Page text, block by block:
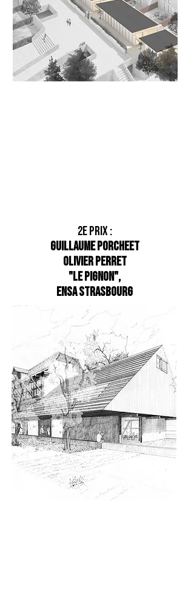
2e prix :
Guillaume Porcheet
Olivier Perret
"le Pignon",
ENSA Strasbourg